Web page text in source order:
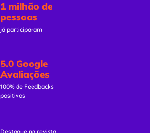
1 milhão de
pessoas
já participaram
5.0 Google
Avaliações
100% de Feedbacks
positivos
Destaque na revista